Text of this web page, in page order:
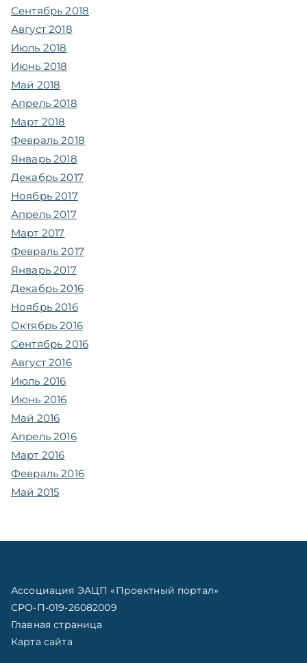
Сентябрь 2018
Август 2018
Июль 2018
Июнь 2018
Май 2018
Апрель 2018
Март 2018
Февраль 2018
Январь 2018
Декабрь 2017
Ноябрь 2017
Апрель 2017
Март 2017
Февраль 2017
Январь 2017
Декабрь 2016
Ноябрь 2016
Октябрь 2016
Сентябрь 2016
Август 2016
Июль 2016
Июнь 2016
Май 2016
Апрель 2016
Март 2016
Февраль 2016
Май 2015
Ассоциация ЭАЦП «Проектный портал»
СРО-П-019-26082009
Главная страница
Карта сайта